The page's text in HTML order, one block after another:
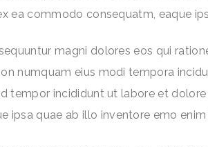
ea commodo consequatm, eaque
magni dolores eos qui
numquam eius modi tempora
tempor incididunt ut labore et
ipsa quae ab illo inventore emo